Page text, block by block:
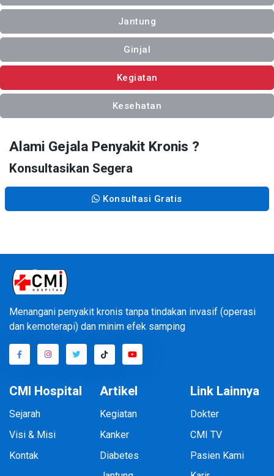
Jantung
Ginjal
Kegiatan
Kesehatan
Alami Gejala Penyakit Kronis ?
Konsultasikan Segera
Konsultasi Gratis
Menangani penyakit kronis tanpa tindakan invasif (operasi
dan kemoterapi) dan minim efek samping
CMI Hospital
Sejarah
Visi & Misi
Kontak
Artikel
Kegiatan
Kanker
Diabetes
Link Lainnya
Dokter
CMI TV
Pasien Kami